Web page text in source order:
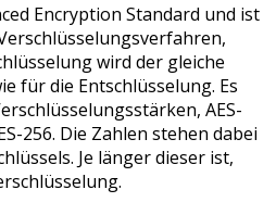
Encryption Standard und ist
wird der gleiche
für die Entschlüsselung. Es
AES-
256. Die Zahlen stehen dabei
Je länger dieser ist,